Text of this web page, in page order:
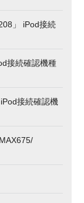
」 iPod接続
接続確認機種
接続確認機